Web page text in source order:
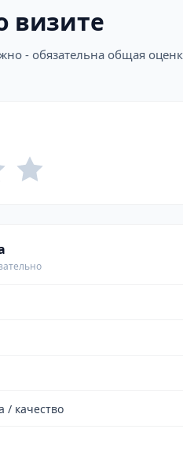
визите
- обязательна общая
/ качество